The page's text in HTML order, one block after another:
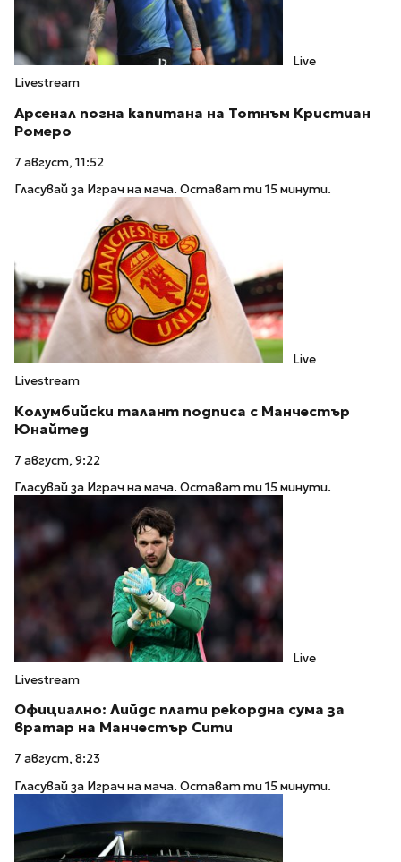
Live
Livestream
Арсенал погна капитана на Тотнъм Кристиан
Ромеро
7 август, 11:52
Гласувай за Играч на мача. Остават ти 15 минути.
Live
Livestream
Колумбийски талант подписа с Манчестър
Юнайтед
7 август, 9:22
Гласувай за Играч на мача. Остават ти 15 минути.
Live
Livestream
Официално: Лийдс плати рекордна сума за
вратар на Манчестър Сити
7 август, 8:23
Гласувай за Играч на мача. Остават ти 15 минути.